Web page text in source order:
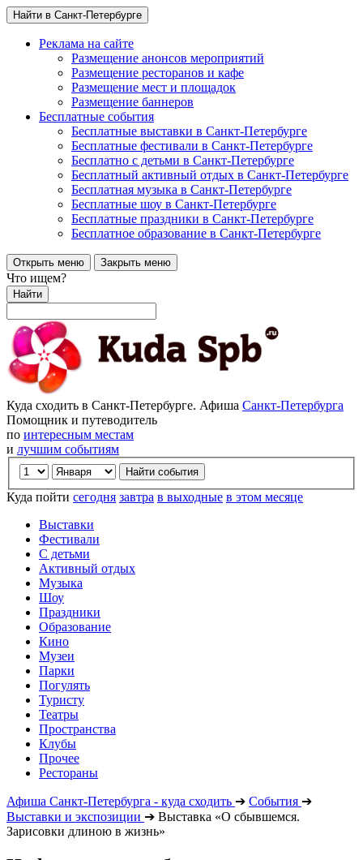
Найти в Санкт-Петербурге
Реклама на сайте
Размещение анонсов мероприятий
Размещение ресторанов и кафе
Размещение мест и площадок
Размещение баннеров
Бесплатные события
Бесплатные выставки в Санкт-Петербурге
Бесплатные фестивали в Санкт-Петербурге
Бесплатно с детьми в Санкт-Петербурге
Бесплатный активный отдых в Санкт-Петербурге
Бесплатная музыка в Санкт-Петербурге
Бесплатные шоу в Санкт-Петербурге
Бесплатные праздники в Санкт-Петербурге
Бесплатное образование в Санкт-Петербурге
Открыть меню Закрыть меню
Что ищем?
Найти
Куда сходить в Санкт-Петербурге. Афиша Санкт-Петербурга
Помощник и путеводитель
по интересным местам
и лучшим событиям
Куда пойти сегодня завтра в выходные в этом месяце
Выставки
Фестивали
С детьми
Активный отдых
Музыка
Шоу
Праздники
Образование
Кино
Музеи
Парки
Погулять
Туристу
Театры
Пространства
Клубы
Прочее
Рестораны
Афиша Санкт-Петербурга - куда сходить ➔ События ➔
Выставки и экспозиции ➔ Выставка «О сбывшемся.
Зарисовки длиною в жизнь»